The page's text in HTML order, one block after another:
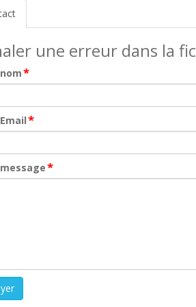
une erreur dans la
*
*
*